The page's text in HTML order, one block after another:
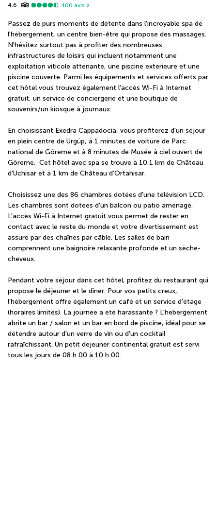
4,6 400 avis
Passez de purs moments de détente dans l'incroyable spa de
l'hébergement, un centre bien-être qui propose des massages.
N'hésitez surtout pas à profiter des nombreuses
infrastructures de loisirs qui incluent notamment une
exploitation viticole attenante, une piscine extérieure et une
piscine couverte. Parmi les équipements et services offerts par
cet hôtel vous trouvez également l'accès Wi-Fi à Internet
gratuit, un service de conciergerie et une boutique de
souvenirs/un kiosque à journaux.
En choisissant Exedra Cappadocia, vous profiterez d'un séjour
en plein centre de Urgüp, à 1 minutes de voiture de Parc
national de Göreme et à 8 minutes de Musée à ciel ouvert de
Göreme.  Cet hôtel avec spa se trouve à 10,1 km de Château
d'Uchisar et à 1 km de Château d'Ortahisar.
Choisissez une des 86 chambres dotées d'une télévision LCD.
Les chambres sont dotées d'un balcon ou patio aménagé.
L'accès Wi-Fi à Internet gratuit vous permet de rester en
contact avec le reste du monde et votre divertissement est
assuré par des chaînes par câble. Les salles de bain
comprennent une baignoire relaxante profonde et un sèche-
cheveux.
Pendant votre séjour dans cet hôtel, profitez du restaurant qui
propose le déjeuner et le dîner. Pour vos petits creux,
l’hébergement offre également un café et un service d'étage
(horaires limités). La journée a été harassante ? L'hébergement
abrite un bar / salon et un bar en bord de piscine, idéal pour se
détendre autour d'un verre de vin ou d'un cocktail
rafraîchissant. Un petit déjeuner continental gratuit est servi
tous les jours de 08 h 00 à 10 h 00.